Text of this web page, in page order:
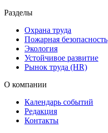
Разделы
Охрана труда
Пожарная безопасность
Экология
Устойчивое развитие
Рынок труда (HR)
О компании
Календарь событий
Редакция
Контакты